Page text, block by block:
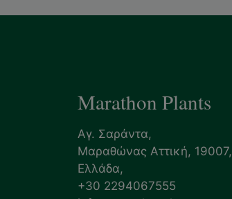
Marathon Plants
Αγ. Σαράντα,
Μαραθώνας Αττική, 19007,
Ελλάδα,
+30 2294067555